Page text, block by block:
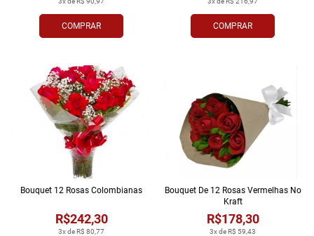
COMPRAR COMPRAR
3x de R$ 80,77
R$242,30
Bouquet 12 Rosas Colombianas
3x de R$ 59,43
R$178,30
Bouquet De 12 Rosas Vermelhas No
Kraft